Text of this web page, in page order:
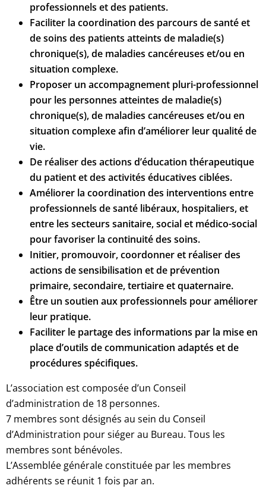
professionnels et des patients.
Faciliter la coordination des parcours de santé et
de soins des patients atteints de maladie(s)
chronique(s), de maladies cancéreuses et/ou en
situation complexe.
Proposer un accompagnement pluri-professionnel
pour les personnes atteintes de maladie(s)
chronique(s), de maladies cancéreuses et/ou en
situation complexe afin d’améliorer leur qualité de
vie.
De réaliser des actions d’éducation thérapeutique
du patient et des activités éducatives ciblées.
Améliorer la coordination des interventions entre
professionnels de santé libéraux, hospitaliers, et
entre les secteurs sanitaire, social et médico-social
pour favoriser la continuité des soins.
Initier, promouvoir, coordonner et réaliser des
actions de sensibilisation et de prévention
primaire, secondaire, tertiaire et quaternaire.
Être un soutien aux professionnels pour améliorer
leur pratique.
Faciliter le partage des informations par la mise en
place d’outils de communication adaptés et de
procédures spécifiques.
L’association est composée d’un Conseil
d’administration de 18 personnes.
7 membres sont désignés au sein du Conseil
d’Administration pour siéger au Bureau. Tous les
membres sont bénévoles.
L’Assemblée générale constituée par les membres
adhérents se réunit 1 fois par an.